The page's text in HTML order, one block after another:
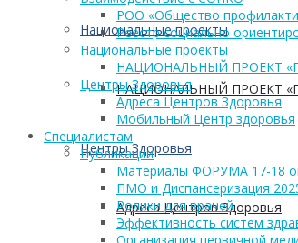
Национальные проекты
НАЦИОНАЛЬНЫЙ ПРОЕКТ
Центры Здоровья
Адреса Центров Здоровья
РОО «Общество
Реестр социально
Национальные проекты
НАЦИОНАЛЬНЫЙ ПРОЕКТ
Центры Здоровья
Адреса Центров Здоровья
Мобильный Центр здоровья
Cпециалистам
Публикации
Материалы ФОРУМА 17-18
ПМО и Диспансеризация
Ролики для врачей
Эффективность систем